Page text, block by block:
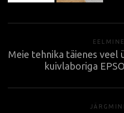
EELMINE
Meie tehnika täienes veel
kuivlaboriga